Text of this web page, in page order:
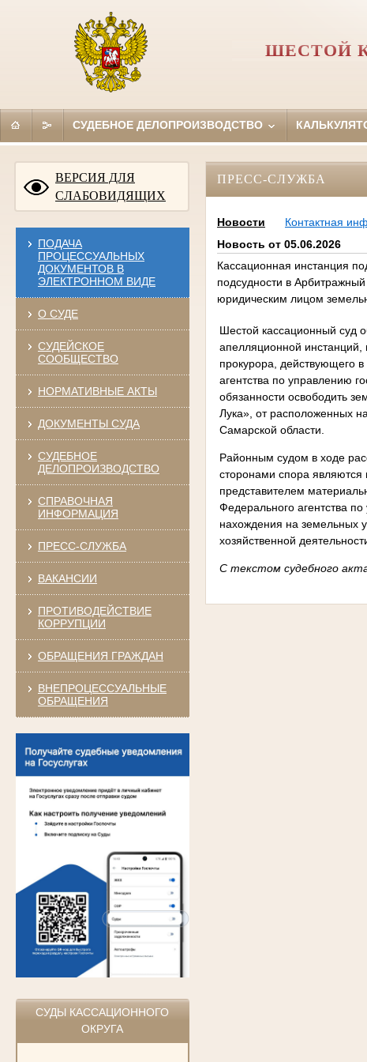
ШЕСТОЙ
СУДЕБНОЕ ДЕЛОПРОИЗВОДСТВО
ВЕРСИЯ ДЛЯ
СЛАБОВИДЯЩИХ
ПОДАЧА
ПРОЦЕССУАЛЬНЫХ
ДОКУМЕНТОВ В
ЭЛЕКТРОННОМ ВИДЕ
О СУДЕ
СУДЕЙСКОЕ
СООБЩЕСТВО
НОРМАТИВНЫЕ АКТЫ
ДОКУМЕНТЫ СУДА
СУДЕБНОЕ
ДЕЛОПРОИЗВОДСТВО
СПРАВОЧНАЯ
ИНФОРМАЦИЯ
ПРЕСС-СЛУЖБА
ВАКАНСИИ
ПРОТИВОДЕЙСТВИЕ
КОРРУПЦИИ
ОБРАЩЕНИЯ ГРАЖДАН
ВНЕПРОЦЕССУАЛЬНЫЕ
ОБРАЩЕНИЯ
СУДЫ КАССАЦИОННОГО
ОКРУГА
ПРЕСС-СЛУЖБА
Новости
Контактная
Новость от 05.06.2026
Кассационная инстанция
подсудности в
юридическим лицом
Шестой кассационный суд
апелляционной инстанций,
прокурора, действующего
агентства по управлению
обязанности освободить
Лука», от расположенных
Самарской области.
Районным судом в ходе
сторонами спора являются
представителем
Федерального агентства
нахождения на земельных
хозяйственной
С текстом судебного